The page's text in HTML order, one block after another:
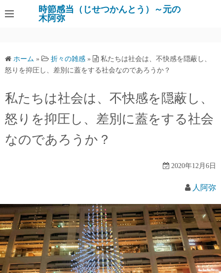
ン
ツ
へ
キ
プ
時節感当（じせつかんとう）～元の
木阿弥
ホーム » 折々の雑感 »
私たちは社会は、不快感を隠蔽し、
怒りを抑圧し、差別に蓋をする社会なのであろうか？
私たちは社会は、不快感を隠蔽し、
怒りを抑圧し、差別に蓋をする社会
なのであろうか？
2020年12月6日
人阿弥